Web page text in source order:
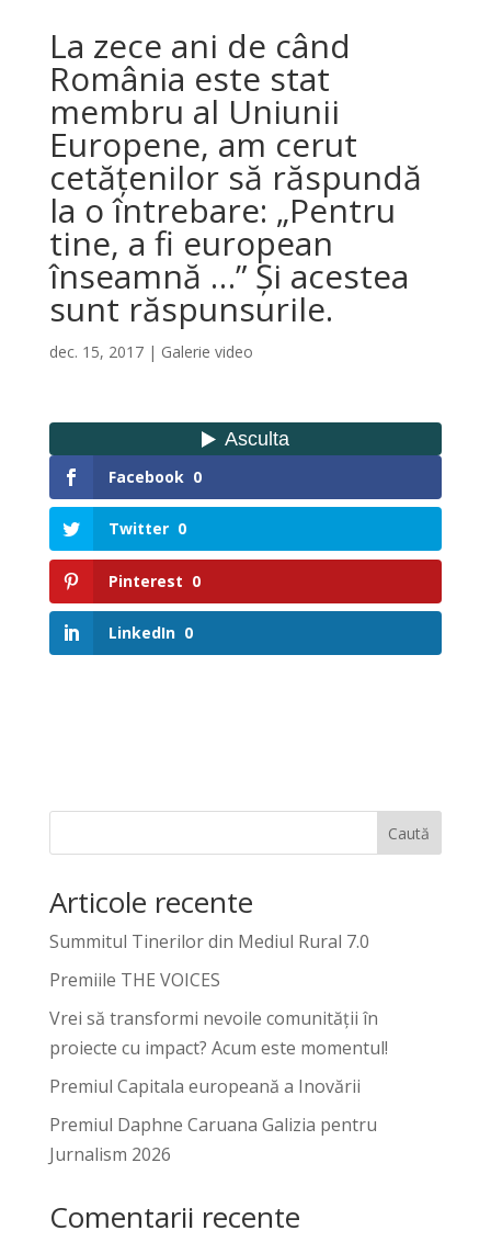
La zece ani de când
România este stat
membru al Uniunii
Europene, am cerut
cetățenilor să răspundă
la o întrebare: „Pentru
tine, a fi european
înseamnă …” Și acestea
sunt răspunsurile.
dec. 15, 2017| Galerie video
Facebook 0
Twitter 0
Pinterest 0
LinkedIn 0
Caută
Articole recente
Summitul Tinerilor din Mediul Rural 7.0
Premiile THE VOICES
Vrei să transformi nevoile comunității în
proiecte cu impact? Acum este momentul!
Premiul Capitala europeană a Inovării
Premiul Daphne Caruana Galizia pentru
Jurnalism 2026
Comentarii recente